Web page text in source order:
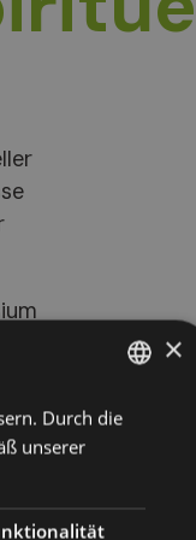
ITALIAN
×
Durch die
unserer